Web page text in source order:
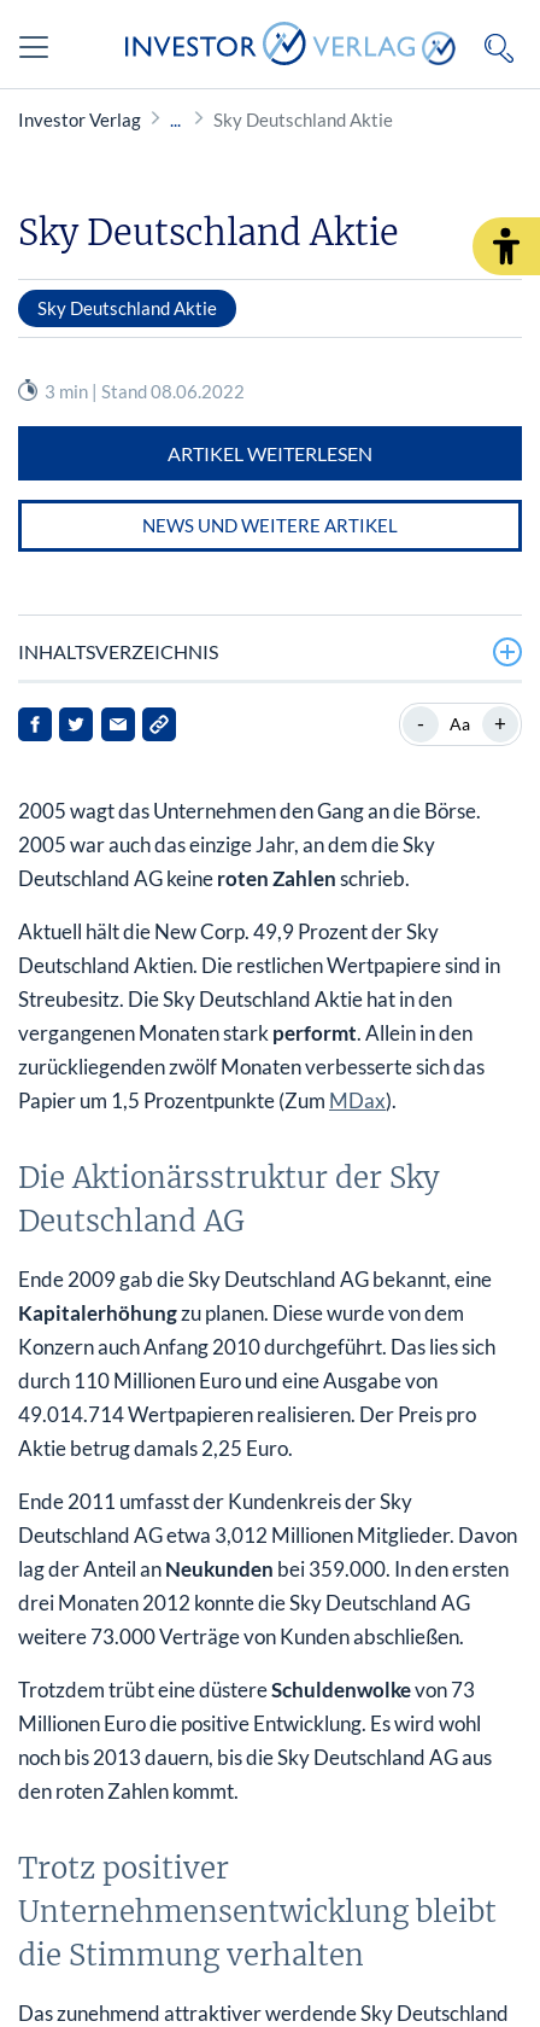
Investor Verlag Sky Deutschland Aktie
Sky Deutschland Aktie
Sky Deutschland Aktie
3 min | Stand 08.06.2022
ARTIKEL WEITERLESEN
NEWS UND WEITERE ARTIKEL
INHALTSVERZEICHNIS
Die Aktionärsstruktur der Sky Deutschland AG
Die Sky Deutschland Aktie: Mit exklusivem
Programmangebot auf Erfolgskurs
Aus der Premiere AG wurde die Sky Deutschland AG
- Aa +
2005 wagt das Unternehmen den Gang an die Börse.
2005 war auch das einzige Jahr, an dem die Sky
Deutschland AG keineroten Zahlenschrieb.
Aktuell hält die New Corp. 49,9 Prozent der Sky
Deutschland Aktien. Die restlichen Wertpapiere sind in
Streubesitz. Die Sky Deutschland Aktie hat in den
vergangenen Monaten starkperformt. Allein in den
zurückliegenden zwölf Monaten verbesserte sich das
Papier um 1,5 Prozentpunkte (Zum MDax).
Die Aktionärsstruktur der Sky
Deutschland AG
Ende 2009 gab die Sky Deutschland AG bekannt, eine
Kapitalerhöhungzu planen. Diese wurde von dem
Konzern auch Anfang 2010 durchgeführt. Das lies sich
durch 110 Millionen Euro und eine Ausgabe von
49.014.714 Wertpapieren realisieren. Der Preis pro
Aktie betrug damals 2,25 Euro.
Ende 2011 umfasst der Kundenkreis der Sky
Deutschland AG etwa 3,012 Millionen Mitglieder. Davon
lag der Anteil anNeukunden bei 359.000. In den ersten
drei Monaten 2012 konnte die Sky Deutschland AG
weitere 73.000 Verträge von Kunden abschließen.
Trotzdem trübt eine düstereSchuldenwolkevon 73
Millionen Euro die positive Entwicklung. Es wird wohl
noch bis 2013 dauern, bis die Sky Deutschland AG aus
den roten Zahlen kommt.
Trotz positiver
Unternehmensentwicklung bleibt
die Stimmung verhalten
Das zunehmend attraktiver werdende Sky Deutschland